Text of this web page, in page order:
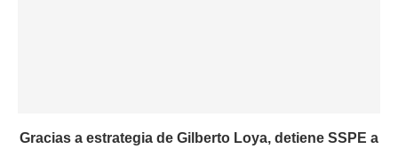
Gracias a estrategia de Gilberto Loya, detiene SSPE a